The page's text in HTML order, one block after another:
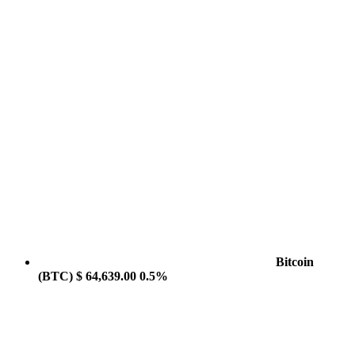
Bitcoin
(BTC) $ 64,639.00 0.5%